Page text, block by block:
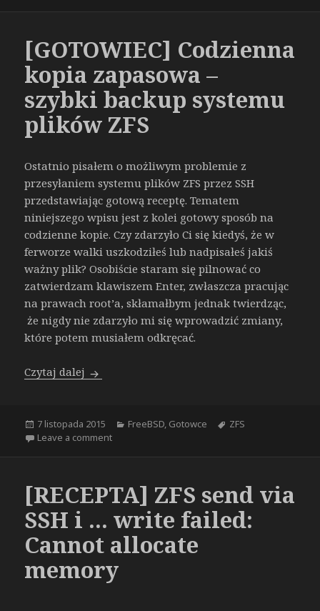
[GOTOWIEC] Codzienna
kopia zapasowa –
szybki backup systemu
plików ZFS
Ostatnio pisałem o możliwym problemie z
przesyłaniem systemu plików ZFS przez SSH
przedstawiając gotową receptę. Tematem
niniejszego wpisu jest z kolei gotowy sposób na
codzienne kopie. Czy zdarzyło Ci się kiedyś, że w
ferworze walki uszkodziłeś lub nadpisałeś jakiś
ważny plik? Osobiście staram się pilnować co
zatwierdzam klawiszem Enter, zwłaszcza pracując
na prawach root’a, skłamałbym jednak twierdząc,
że nigdy nie zdarzyło mi się wprowadzić zmiany,
które potem musiałem odkręcać.
Czytaj dalej [GOTOWIEC] Codzienna kopia zapasowa –
Opublikowano
7 listopada 2015 Kategorie
FreeBSD, Gotowce Tagi
ZFS
Leave a commenton [GOTOWIEC] Codzienna kopia zapasowa –
[RECEPTA] ZFS send via
SSH i … write failed:
Cannot allocate
memory